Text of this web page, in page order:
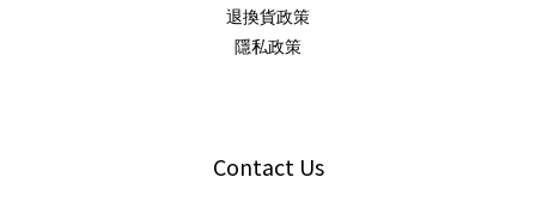
退換貨政策
隱私政策
Contact Us